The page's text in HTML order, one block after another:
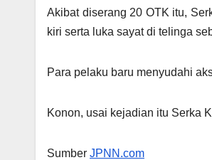
Akibat diserang 20 OTK itu,
kiri serta luka sayat di telinga
Para pelaku baru menyudahi
Konon, usai kejadian itu Serka
Sumber JPNN.com